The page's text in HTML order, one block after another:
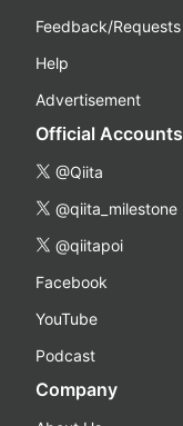
Feedback/Requests
Help
Advertisement
Official Accounts
@Qiita
@qiita_milestone
@qiitapoi
Facebook
YouTube
Podcast
Company